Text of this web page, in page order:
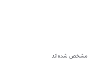
مشخص شده‌اند